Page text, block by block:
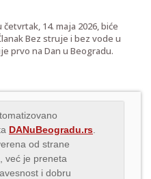
14. maja 2026, biće
Bez struje i bez vode u
prvo na Dan u Beogradu.
DANuBeogradu.rs
od strane
već je preneta
i dobru